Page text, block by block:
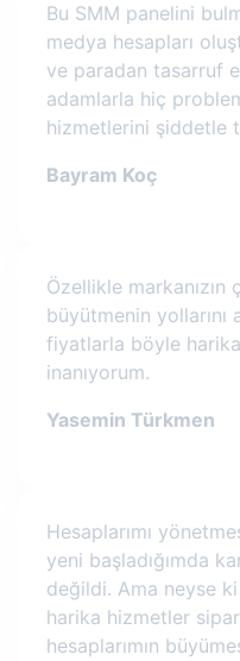
Bu SMM panelini
medya hesapları
ve paradan tasarruf
adamlarla hiç
hizmetlerini şiddetle
Bayram Koç
Özellikle markanızın
büyütmenin yollarını
fiyatlarla böyle
inanıyorum.
Yasemin Türkmen
Hesaplarımı
yeni başladığımda
değildi. Ama neyse
harika hizmetler
hesaplarımın